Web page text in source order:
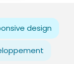
design